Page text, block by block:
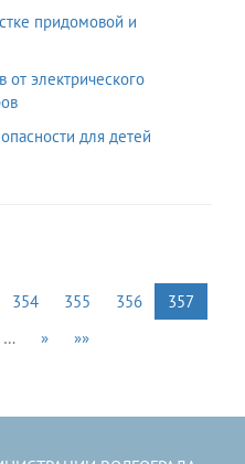
придомовой и
электрического
для детей
354 355 356
357
… » »»